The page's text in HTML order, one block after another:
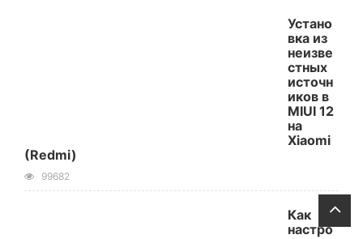
Устано
вка из
неизве
стных
источн
иков в
MIUI 12
на
Xiaomi
(Redmi)
99682
Как
настро